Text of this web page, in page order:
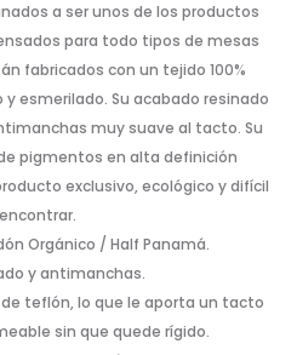
a ser unos de los productos
para todo tipos de mesas
fabricados con un tejido 100%
y esmerilado. Su acabado resinado
muy suave al tacto. Su
pigmentos en alta definición
exclusivo, ecológico y difícil
Orgánico / Half Panamá.
y antimanchas.
teflón, lo que le aporta un tacto
sin que quede rígido.